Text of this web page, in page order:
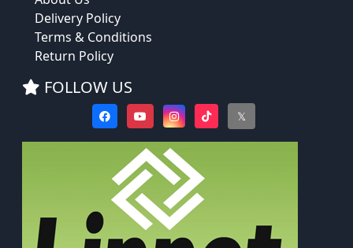
Delivery Policy
Terms & Conditions
Return Policy
FOLLOW US
𝕏